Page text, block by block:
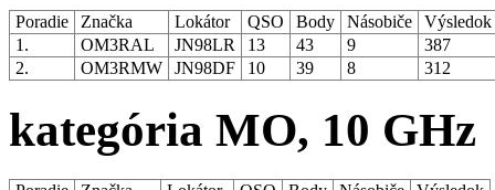
Poradie Značka Lokátor QSO Body Násobiče
Výsledok
1.
OM3RAL JN98LR 13 43 9
387
2.
OM3RMW JN98DF 10 39 8 312
kategória MO, 10 GHz